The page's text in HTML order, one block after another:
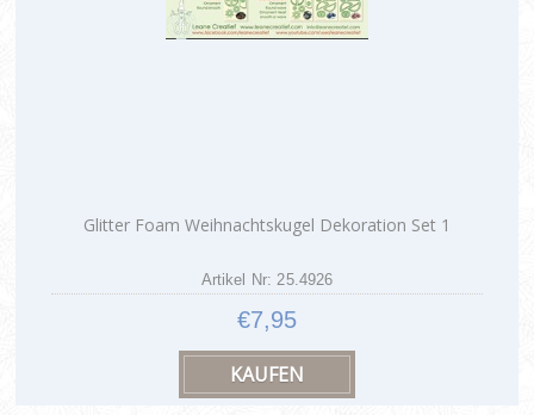
Glitter Foam Weihnachtskugel Dekoration Set 1
Artikel Nr: 25.4926
€7,95